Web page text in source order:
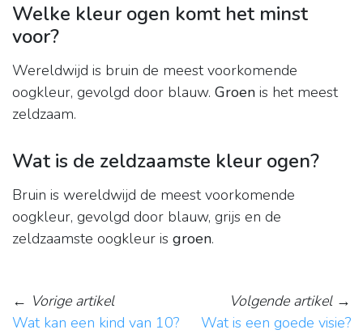
Welke kleur ogen komt het minst
voor?
Wereldwijd is bruin de meest voorkomende
oogkleur, gevolgd door blauw. Groen is het meest
zeldzaam.
Wat is de zeldzaamste kleur ogen?
Bruin is wereldwijd de meest voorkomende
oogkleur, gevolgd door blauw, grijs en de
zeldzaamste oogkleur is groen.
← Vorige artikel
Wat kan een kind van 10?
Volgende artikel→
Wat is een goede visie?